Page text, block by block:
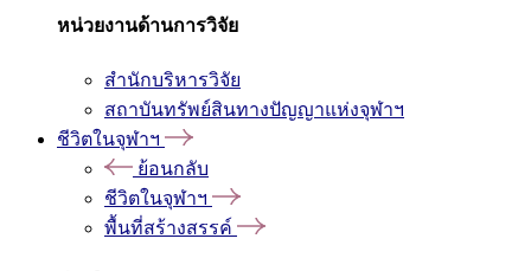
หน่วยงานด้านการวิจัย
สำนักบริหารวิจัย
สถาบันทรัพย์สินทางปัญญาแห่งจุฬาฯ
ชีวิตในจุฬาฯ
ย้อนกลับ
ชีวิตในจุฬาฯ
พื้นที่สร้างสรรค์